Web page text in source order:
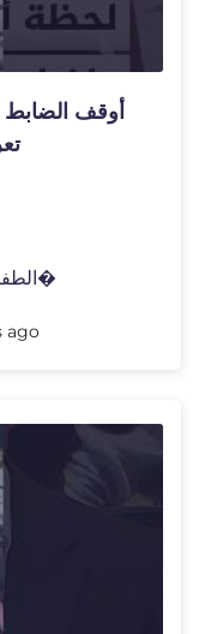
أوقف الضابط
الطفل البالغ 12 عاما كان غير مصحوب بذوي�
ago